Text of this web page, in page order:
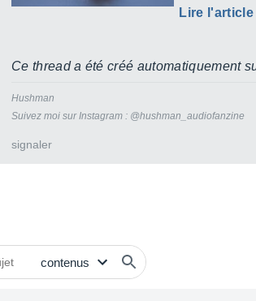
Lire l'article
Ce thread a été créé automatiquement
Hushman
Suivez moi sur Instagram : @hushman_audiofanzine
signaler